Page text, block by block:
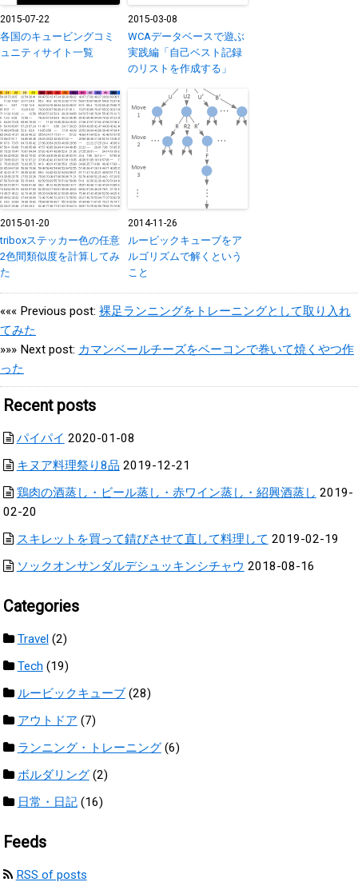
2015-07-22
各国のキュービングコミ
ュニティサイト一覧
2015-03-08
WCAデータベースで遊ぶ
実践編「自己ベスト記録
のリストを作成する」
2015-01-20
triboxステッカー色の任意
2色間類似度を計算してみ
た
2014-11-26
ルービックキューブをア
ルゴリズムで解くという
こと
««« Previous post: 裸足ランニングをトレーニングとして取り入れ
てみた
»»» Next post: カマンベールチーズをベーコンで巻いて焼くやつ作
った
Recent posts
パイパイ 2020-01-08
キヌア料理祭り8品 2019-12-21
鶏肉の酒蒸し・ビール蒸し・赤ワイン蒸し・紹興酒蒸し 2019-
02-20
スキレットを買って錆びさせて直して料理して 2019-02-19
ソックオンサンダルデシュッキンシチャウ 2018-08-16
Categories
Travel(2)
Tech(19)
ルービックキューブ(28)
アウトドア (7)
ランニング・トレーニング(6)
ボルダリング(2)
日常・日記(16)
Feeds
RSS of posts